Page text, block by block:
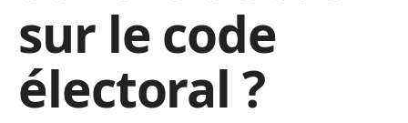
sur le code
électoral ?